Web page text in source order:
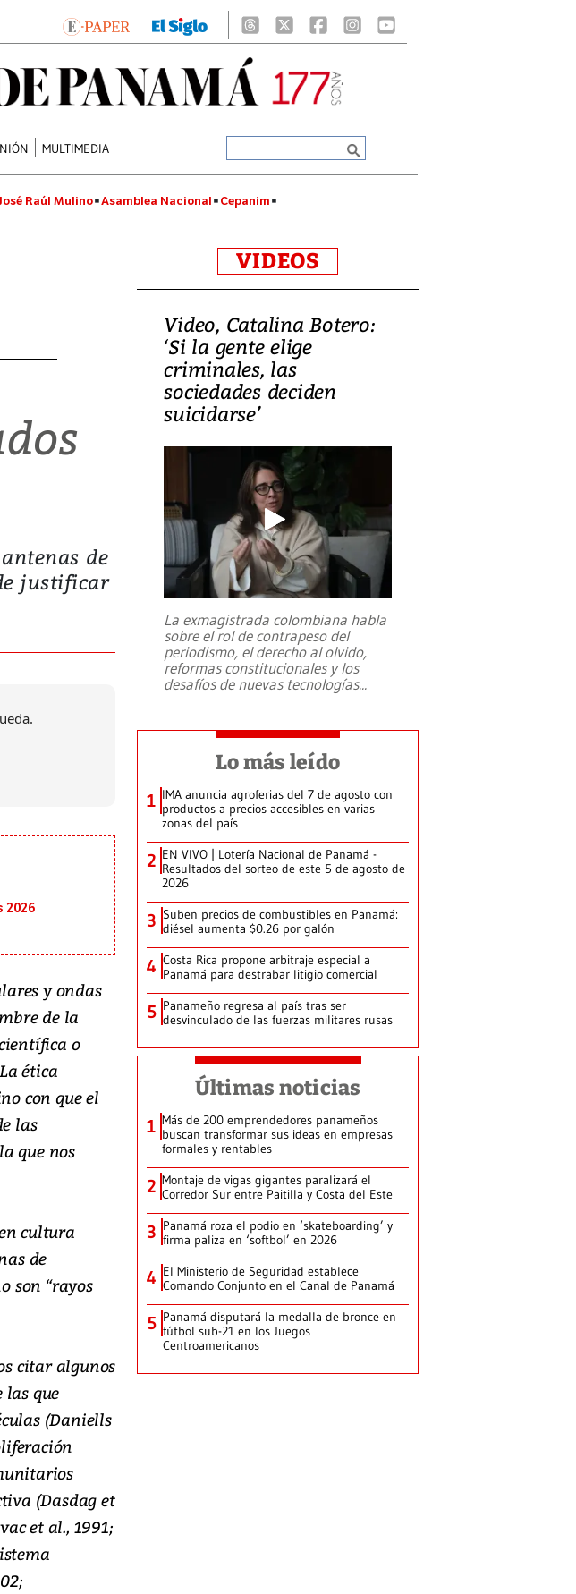
MULTIMEDIA
Raúl Mulino Asamblea Nacional Cepanim
de
justificar
2026
y ondas
de la
o
ética
con que el
las
que nos
cultura
de
son “rayos
citar algunos
las que
(Daniells
(Dasdag et
et al., 1991;
VIDEOS
Video, Catalina Botero:
‘Si la gente elige
criminales, las
sociedades deciden
suicidarse’
La exmagistrada colombiana habla
sobre el rol de contrapeso del
periodismo, el derecho al olvido,
reformas constitucionales y los
desafíos de nuevas tecnologías...
Lo más leído
1 IMA anuncia agroferias del 7 de agosto con
productos a precios accesibles en varias
zonas del país
2 EN VIVO | Lotería Nacional de Panamá -
Resultados del sorteo de este 5 de agosto de
2026
3 Suben precios de combustibles en Panamá:
diésel aumenta $0.26 por galón
4 Costa Rica propone arbitraje especial a
Panamá para destrabar litigio comercial
5 Panameño regresa al país tras ser
desvinculado de las fuerzas militares rusas
Últimas noticias
1 Más de 200 emprendedores panameños
buscan transformar sus ideas en empresas
formales y rentables
2 Montaje de vigas gigantes paralizará el
Corredor Sur entre Paitilla y Costa del Este
3 Panamá roza el podio en ‘skateboarding’ y
firma paliza en ‘softbol’ en 2026
4 El Ministerio de Seguridad establece
Comando Conjunto en el Canal de Panamá
5 Panamá disputará la medalla de bronce en
fútbol sub-21 en los Juegos
Centroamericanos